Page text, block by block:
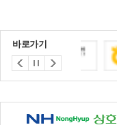
바로가기
NH 상호금융예금자보호기금